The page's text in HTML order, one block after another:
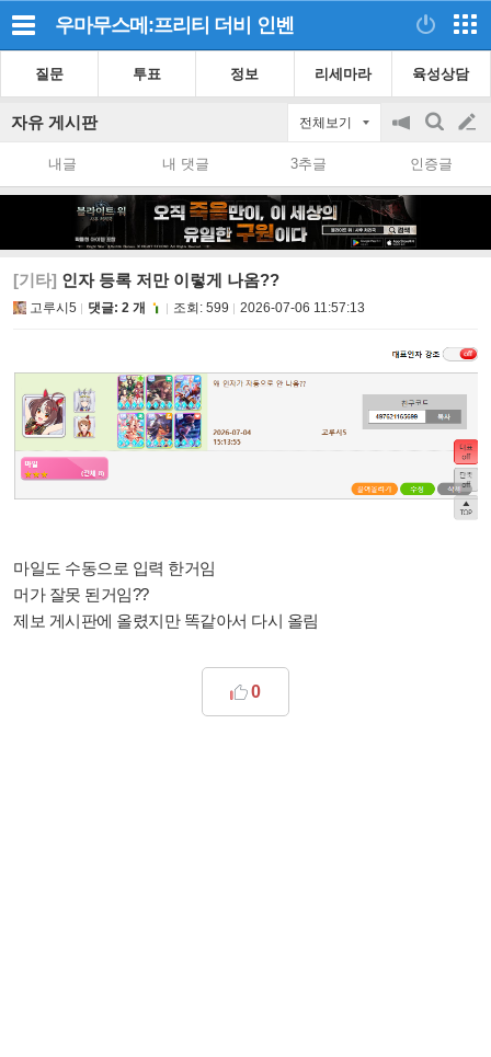
우마무스메:프리티 더비 인벤
질문 투표 정보 리세마라 육성상담
자유 게시판 전체보기
공
on/off
검
색
글
쓰
내글 내 댓글 3추글 인증글
[기타] 인자 등록 저만 이렇게 나옴??
고루시5 댓글: 2 개 조회: 599 2026-07-06 11:57:13
마일도 수동으로 입력 한거임
머가 잘못 된거임??
제보 게시판에 올렸지만 똑같아서 다시 올림
0